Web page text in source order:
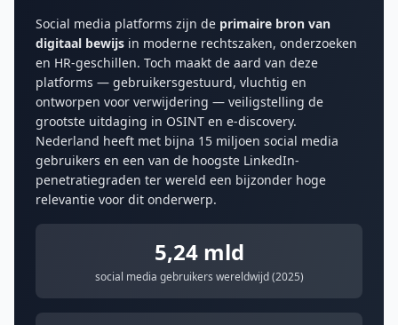
Social media platforms zijn de primaire bron van
digitaal bewijs in moderne rechtszaken, onderzoeken
en HR-geschillen. Toch maakt de aard van deze
platforms — gebruikersgestuurd, vluchtig en
ontworpen voor verwijdering — veiligstelling de
grootste uitdaging in OSINT en e-discovery.
Nederland heeft met bijna 15 miljoen social media
gebruikers en een van de hoogste LinkedIn-
penetratiegraden ter wereld een bijzonder hoge
relevantie voor dit onderwerp.
5,24 mld
social media gebruikers wereldwijd (2025)